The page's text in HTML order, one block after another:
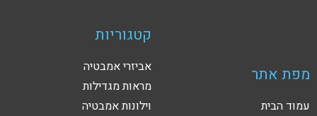
מפת אתר
עמוד הבית
קטגוריות
אביזרי אמבטיה
מראות מגדילות
וילונות אמבטיה